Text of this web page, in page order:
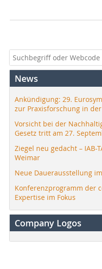
News
Ankündigung: 29.
zur Praxisforschung in
Vorsicht bei der
Gesetz tritt am 27.
Ziegel neu gedacht – IAB-
Weimar
Neue Dauerausstellung
Konferenzprogramm der
Expertise im Fokus
Company Logos